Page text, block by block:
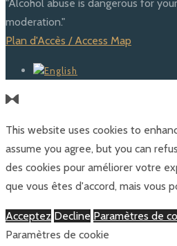
"Alcohol abuse is dangerous for
moderation."
Plan d'Accès / Access Map
This website uses cookies to
assume you agree, but you can
des cookies pour améliorer votre
que vous êtes d'accord, mais vous
Acceptez Decline Paramètres de
Paramètres de cookie